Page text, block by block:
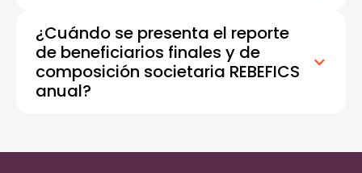
¿Cuándo se presenta el reporte
de beneficiarios finales y de
composición societaria REBEFICS
anual?